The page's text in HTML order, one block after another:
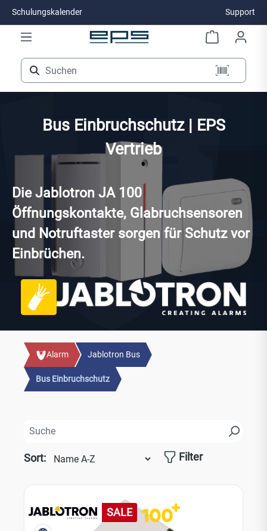
Zum Hauptinhalt springen
Schulungskalender Support
Bus Einbruchschutz | EPS
Vertrieb
Die Jablotron JA 100
Öffnungskontakte, Glabruchsensoren
und Notruftaster sorgen für Schutz vor
Einbrüchen.
Alarm Jablotron Bus
Bus Einbruchschutz
Filter
Sort:
SALE